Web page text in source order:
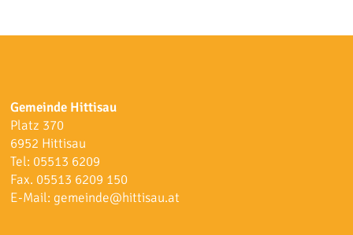
Gemeinde Hittisau
Platz 370
6952 Hittisau
Tel: 05513 6209
Fax. 05513 6209 150
E-Mail: gemeinde@hittisau.at